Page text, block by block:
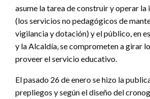
asume la tarea de construir y operar
(los servicios no pedagógicos de
vigilancia y dotación) y el público, en
y la Alcaldía, se comprometen a girar
proveer el servicio educativo.
El pasado 26 de enero se hizo la
prepliegos y según el diseño del